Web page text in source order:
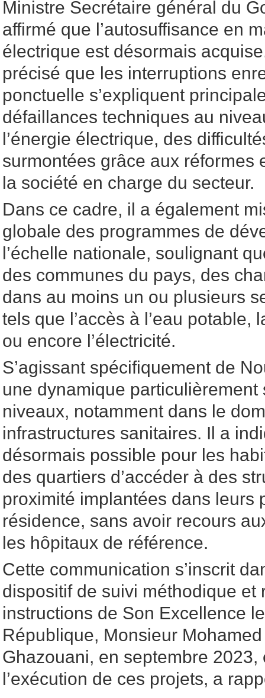
Ministre Secrétaire général du
affirmé que l’autosuffisance en
électrique est désormais
précisé que les interruptions
ponctuelle s’expliquent
défaillances techniques au
l’énergie électrique, des
surmontées grâce aux réformes
la société en charge du secteur.
Dans ce cadre, il a également
globale des programmes de
l’échelle nationale, soulignant
des communes du pays, des
dans au moins un ou plusieurs
tels que l’accès à l’eau potable,
ou encore l’électricité.
S’agissant spécifiquement de
une dynamique
niveaux, notamment dans le
infrastructures sanitaires. Il a
désormais possible pour les
des quartiers d’accéder à des
proximité implantées dans leurs
résidence, sans avoir recours
les hôpitaux de référence.
Cette communication s’inscrit
dispositif de suivi méthodique et
instructions de Son Excellence
République, Monsieur
Ghazouani, en septembre 2023,
l’exécution de ces projets, a